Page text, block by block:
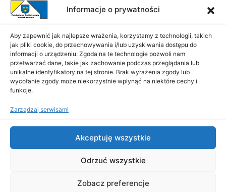
Informacje o prywatności
Aby zapewnić jak najlepsze wrażenia, korzystamy z technologii, takich
jak pliki cookie, do przechowywania i/lub uzyskiwania dostępu do
informacji o urządzeniu. Zgoda na te technologie pozwoli nam
przetwarzać dane, takie jak zachowanie podczas przeglądania lub
unikalne identyfikatory na tej stronie. Brak wyrażenia zgody lub
wycofanie zgody może niekorzystnie wpłynąć na niektóre cechy i
funkcje.
Zarządzaj serwisami
Akceptuję wszystkie
Odrzuć wszystkie
Zobacz preferencje
2026 | All Rights Reserved